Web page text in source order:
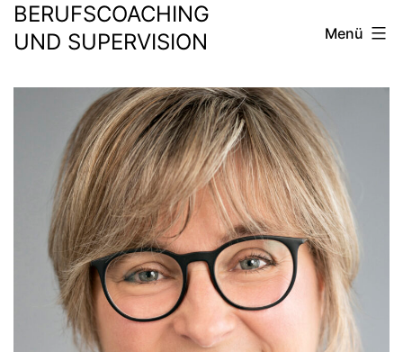
Zum
Inhalt
BERUFSCOACHING
UND SUPERVISION
Menü